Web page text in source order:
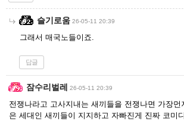
슬기로움 26-05-11 20:39
그래서 매국노들이죠.
답글
잠수리벌레 26-05-11 20:39
전쟁나라고 고사지내는 새끼들을 전쟁나면 가장
은 세대인 새끼들이 지지하고 자빠진게 진짜 코미